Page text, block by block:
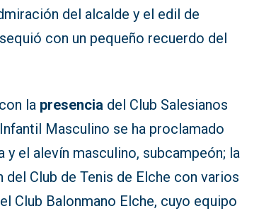
del alcalde y el edil de
con un pequeño recuerdo del
la presencia del Club Salesianos
Masculino se ha proclamado
y el alevín masculino, subcampeón; la
Club de Tenis de Elche con varios
Club Balonmano Elche, cuyo equipo